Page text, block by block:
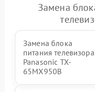
Замена
Замена блока
питания телевизора
Panasonic TX-
65MX950B